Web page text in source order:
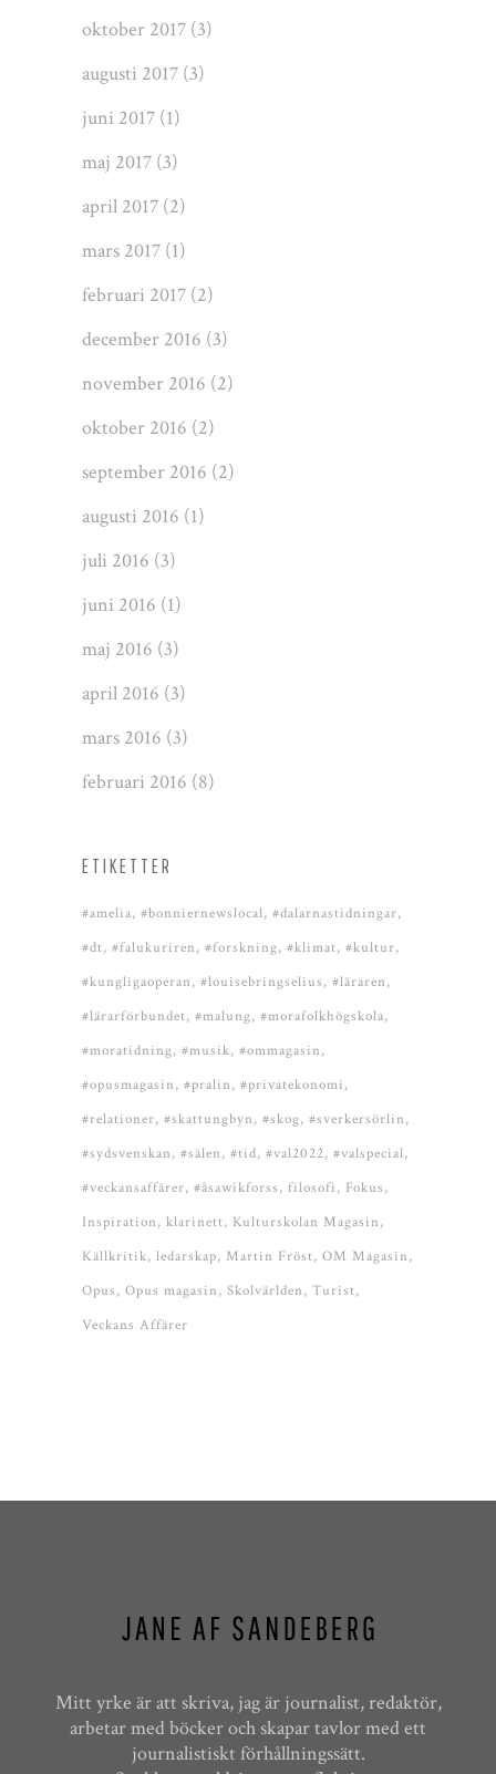
oktober 2017 (3)
augusti 2017 (3)
juni 2017 (1)
maj 2017 (3)
april 2017 (2)
mars 2017 (1)
februari 2017 (2)
december 2016 (3)
november 2016 (2)
oktober 2016 (2)
september 2016 (2)
augusti 2016 (1)
juli 2016 (3)
juni 2016 (1)
maj 2016 (3)
april 2016 (3)
mars 2016 (3)
februari 2016 (8)
ETIKETTER
#amelia #bonniernewslocal #dalarnastidningar
#dt #falukuriren #forskning #klimat #kultur
#kungligaoperan #louisebringselius #läraren
#lärarförbundet #malung #morafolkhögskola
#moratidning #musik #ommagasin
#opusmagasin #pralin #privatekonomi
#relationer #skattungbyn #skog #sverkersörlin
#sydsvenskan #sälen #tid #val2022 #valspecial
#veckansaffärer #åsawikforss filosofi
Fokus
Inspiration klarinett Kulturskolan Magasin
Källkritik ledarskap Martin Fröst OM Magasin
Opus Opus magasin Skolvärlden Turist
Veckans Affärer
Mitt yrke är att skriva, jag är journalist, redaktör,
arbetar med böcker och skapar tavlor med ett
journalistiskt förhållningssätt.